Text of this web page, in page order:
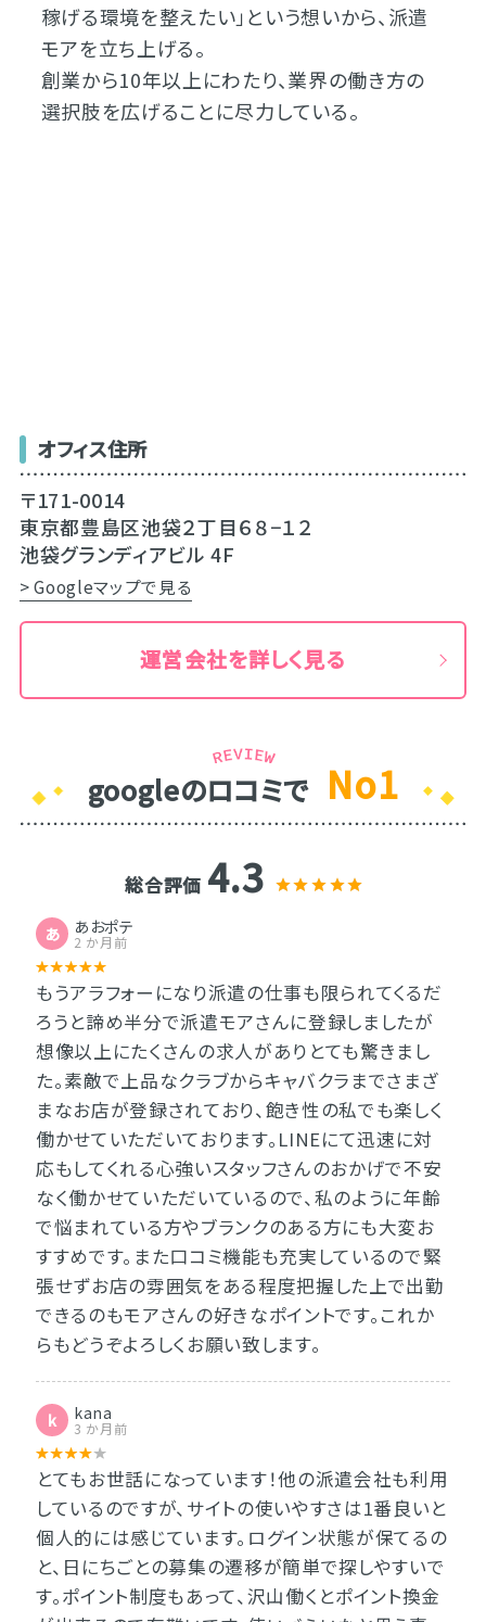
稼げる環境を整えたい」という想いから、派遣
モアを立ち上げる。
創業から10年以上にわたり、業界の働き方の
選択肢を広げることに尽力している。
オフィス住所
〒171-0014
東京都豊島区池袋２丁目６８−１２
池袋グランディアビル 4F
> Googleマップで見る
運営会社を詳しく見る
googleのロコミで No1
総合評価 4.3
あ あおポテ
2 か月前
もうアラフォーになり派遣の仕事も限られてくるだ
ろうと諦め半分で派遣モアさんに登録しましたが
想像以上にたくさんの求人がありとても驚きまし
た。素敵で上品なクラブからキャバクラまでさまざ
まなお店が登録されており、飽き性の私でも楽しく
働かせていただいております。LINEにて迅速に対
応もしてくれる心強いスタッフさんのおかげで不安
なく働かせていただいているので、私のように年齢
で悩まれている方やブランクのある方にも大変お
すすめです。また口コミ機能も充実しているので緊
張せずお店の雰囲気をある程度把握した上で出勤
できるのもモアさんの好きなポイントです。これか
らもどうぞよろしくお願い致します。
k kana
3 か月前
とてもお世話になっています！他の派遣会社も利用
しているのですが、サイトの使いやすさは1番良いと
個人的には感じています。ログイン状態が保てるの
と、日にちごとの募集の遷移が簡単で探しやすいで
す。ポイント制度もあって、沢山働くとポイント換金